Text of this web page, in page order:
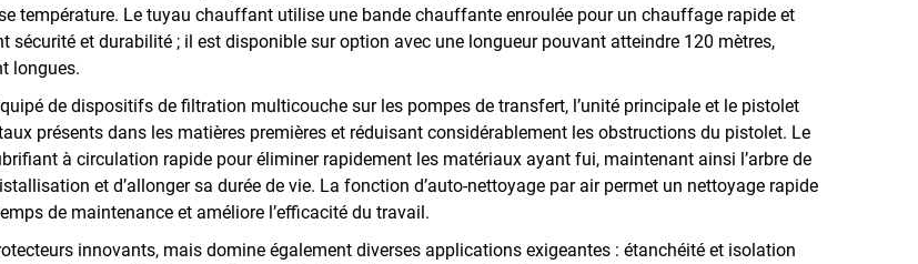
température. Le tuyau chauffant utilise une bande chauffante enroulée pour un chauffage rapide et
et durabilité ; il est disponible sur option avec une longueur pouvant atteindre 120 mètres,
longues.
de dispositifs de filtration multicouche sur les pompes de transfert, l’unité principale et le pistolet
présents dans les matières premières et réduisant considérablement les obstructions du pistolet. Le
à circulation rapide pour éliminer rapidement les matériaux ayant fui, maintenant ainsi l’arbre de
et d’allonger sa durée de vie. La fonction d’auto-nettoyage par air permet un nettoyage rapide
de maintenance et améliore l’efficacité du travail.
innovants, mais domine également diverses applications exigeantes : étanchéité et isolation